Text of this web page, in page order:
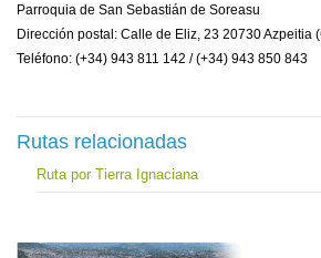
Parroquia de San Sebastián de Soreasu
Dirección postal: Calle de Eliz, 23 20730 Azpeitia
Teléfono: (+34) 943 811 142 / (+34) 943 850 843
Rutas relacionadas
Ruta por Tierra Ignaciana